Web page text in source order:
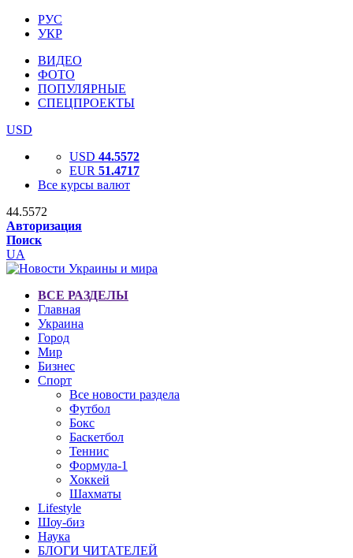
РУС
УКР
ВИДЕО
ФОТО
ПОПУЛЯРНЫЕ
СПЕЦПРОЕКТЫ
USD
USD 44.5572
EUR 51.4717
Все курсы валют
44.5572
Авторизация
Поиск
UA
ВСЕ РАЗДЕЛЫ
Главная
Украина
Город
Мир
Бизнес
Спорт
Все новости раздела
Футбол
Бокс
Баскетбол
Теннис
Формула-1
Хоккей
Шахматы
Lifestyle
Шоу-биз
Наука
БЛОГИ ЧИТАТЕЛЕЙ